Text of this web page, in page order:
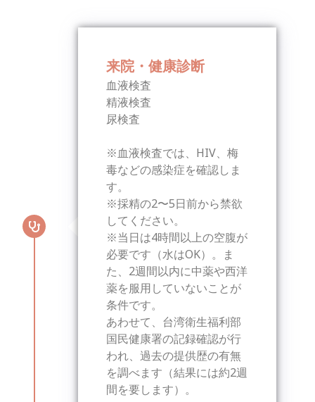
来院・健康診断
血液検査
精液検査
尿検査
※血液検査では、HIV、梅
毒などの感染症を確認しま
す。
※採精の2〜5日前から禁欲
してください。
※当日は4時間以上の空腹が
必要です（水はOK）。ま
た、2週間以内に中薬や西洋
薬を服用していないことが
条件です。
あわせて、台湾衛生福利部
国民健康署の記録確認が行
われ、過去の提供歴の有無
を調べます（結果には約2週
間を要します）。